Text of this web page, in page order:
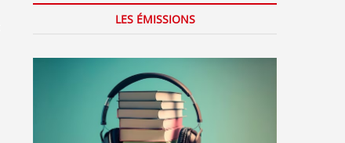
LES ÉMISSIONS